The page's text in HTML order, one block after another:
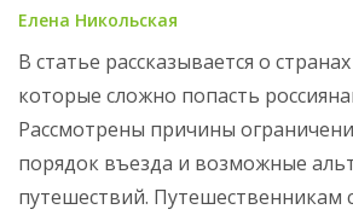
Елена Никольская
В статье рассказывается о
которые сложно попасть
Рассмотрены причины
порядок въезда и возможные
путешествий. Путешественникам